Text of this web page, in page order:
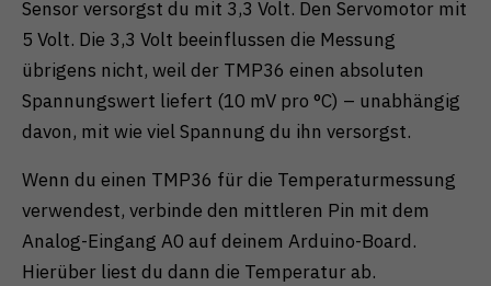
Sensor versorgst du mit 3,3 Volt. Den Servomotor mit
5 Volt. Die 3,3 Volt beeinflussen die Messung
übrigens nicht, weil der TMP36 einen absoluten
Spannungswert liefert (10 mV pro °C) – unabhängig
davon, mit wie viel Spannung du ihn versorgst.
Wenn du einen TMP36 für die Temperaturmessung
verwendest, verbinde den mittleren Pin mit dem
Analog-Eingang A0 auf deinem Arduino-Board.
Hierüber liest du dann die Temperatur ab.